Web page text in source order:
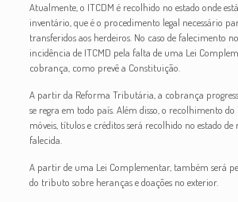
Atualmente, o ITCDM é recolhido no estado onde
inventário, que é o procedimento legal necessário
transferidos aos herdeiros. No caso de falecimento
incidência de ITCMD pela falta de uma Lei
cobrança, como prevê a Constituição.
A partir da Reforma Tributária, a cobrança
se regra em todo país. Além disso, o recolhimento
móveis, títulos e créditos será recolhido no estado de
falecida.
A partir de uma Lei Complementar, também será
do tributo sobre heranças e doações no exterior.